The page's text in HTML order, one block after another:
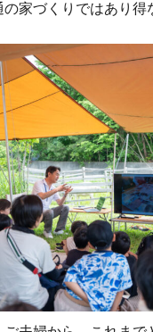
家づくりではあり得